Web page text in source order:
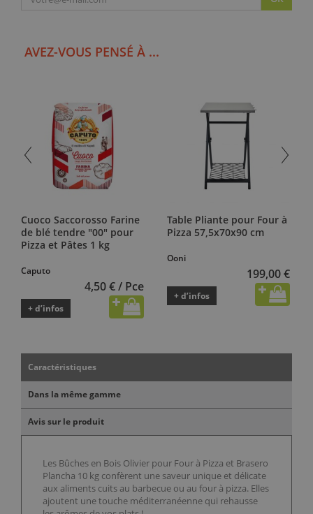
AVEZ-VOUS PENSÉ À ...
Cuoco Saccorosso Farine
de blé tendre "00" pour
Pizza et Pâtes 1 kg
Caputo
4,50 € / Pce
+ d’infos
Table Pliante pour Four à
Pizza 57,5x70x90 cm
Ooni
199,00 €
+ d’infos
Caractéristiques
Dans la même gamme
Avis sur le produit
Les Bûches en Bois Olivier pour Four à Pizza et Brasero
Plancha 10 kg confèrent une saveur unique et délicate
aux aliments cuits au barbecue ou au four à pizza. Elles
ajoutent une touche méditerranéenne qui rehausse